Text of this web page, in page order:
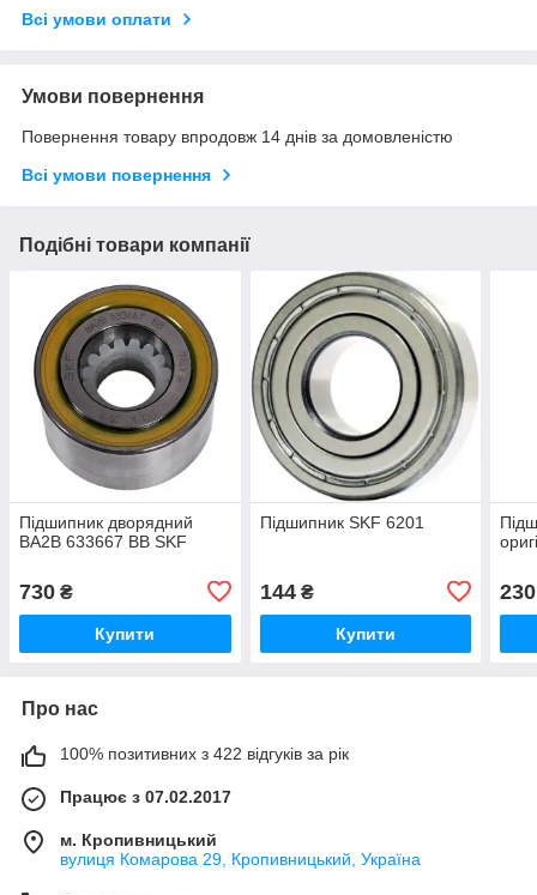
Всі умови оплати
Умови повернення
Повернення товару впродовж 14 днів за домовленістю
Всі умови повернення
Подібні товари компанії
Підшипник дворядний
BA2B 633667 BB SKF
730 ₴
Купити
Підшипник SKF 6201
144₴
Купити
230
Про нас
100% позитивних з 422 відгуків за рік
Працює з 07.02.2017
м. Кропивницький
вулиця Комарова 29, Кропивницький, Україна